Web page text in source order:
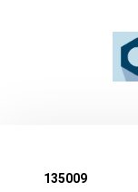
135009